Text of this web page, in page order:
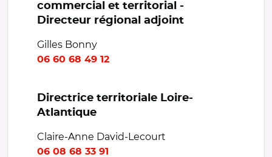
commercial et territorial -
Directeur régional adjoint
Gilles Bonny
06 60 68 49 12
Directrice territoriale Loire-
Atlantique
Claire-Anne David-Lecourt
06 08 68 33 91